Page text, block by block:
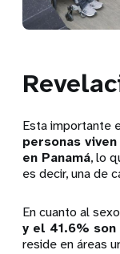
Esta importante
personas
en Panamá, lo
es decir, una de
En cuanto al
y el 41.6% son
reside en áreas